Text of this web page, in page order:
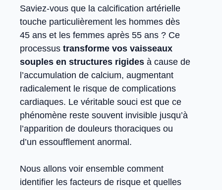
Saviez-vous que la calcification artérielle
touche particulièrement les hommes dès
45 ans et les femmes après 55 ans ? Ce
processus transforme vos vaisseaux
souples en structures rigides à cause de
l’accumulation de calcium, augmentant
radicalement le risque de complications
cardiaques. Le véritable souci est que ce
phénomène reste souvent invisible jusqu’à
l’apparition de douleurs thoraciques ou
d’un essoufflement anormal.
Nous allons voir ensemble comment
identifier les facteurs de risque et quelles